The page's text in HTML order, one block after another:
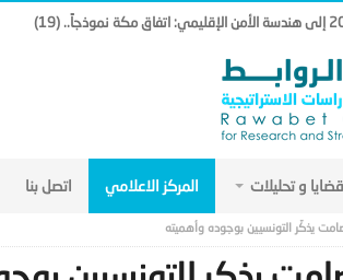
قضايا و تحليلات المركز الاعلامي اتصل بنا
يذكّر التونسيين بوجوده وأهميته